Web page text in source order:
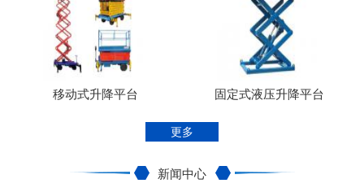
移动式升降平台 固定式液压升降平台
更多
新闻中心